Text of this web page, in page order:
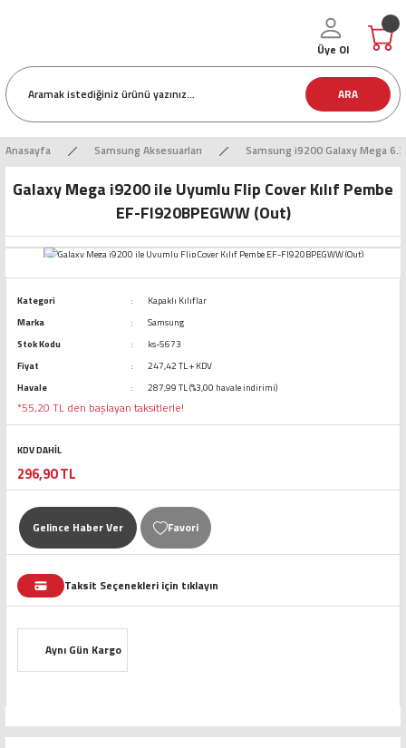
ARA
Üye Ol
Anasayfa Samsung Aksesuarları Samsung i9200 Galaxy Mega
Galaxy Mega i9200 ile Uyumlu Flip Cover Kılıf Pembe
EF-FI920BPEGWW (Out)
Kategori
Kapaklı Kılıflar
Marka
Samsung
Stok Kodu
ks-5673
Fiyat
247,42 TL + KDV
Havale
287,99 TL (%3,00 havale indirimi)
*55,20 TL den başlayan taksitlerle!
KDV DAHİL
296,90 TL
Gelince Haber Ver
Taksit Seçenekleri için tıklayın
Aynı Gün Kargo